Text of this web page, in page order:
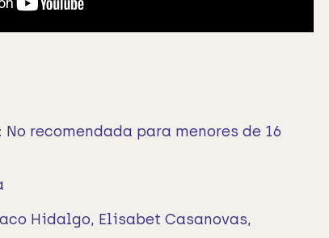
recomendada para menores de 16
Hidalgo, Elisabet Casanovas,